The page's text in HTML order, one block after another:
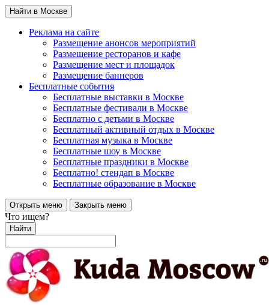
Найти в Москве
Реклама на сайте
Размещение анонсов мероприятий
Размещение ресторанов и кафе
Размещение мест и площадок
Размещение баннеров
Бесплатные события
Бесплатные выставки в Москве
Бесплатные фестивали в Москве
Бесплатно с детьми в Москве
Бесплатный активный отдых в Москве
Бесплатная музыка в Москве
Бесплатные шоу в Москве
Бесплатные праздники в Москве
Бесплатно! стендап в Москве
Бесплатные образование в Москве
Открыть меню Закрыть меню
Что ищем?
Найти